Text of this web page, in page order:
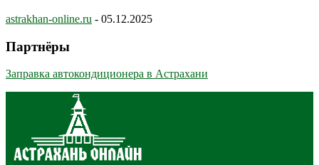
astrakhan-online.ru - 05.12.2025
Партнёры
Заправка автокондиционера в Астрахани